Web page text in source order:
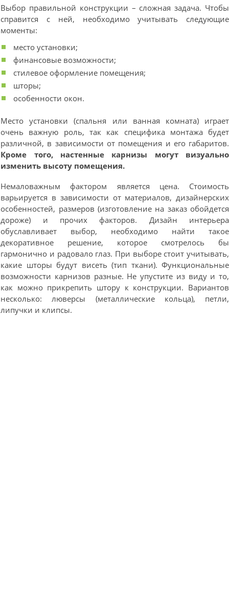
Выбор правильной конструкции – сложная задача. Чтобы
справится с ней, необходимо учитывать следующие
моменты:
место установки;
финансовые возможности;
стилевое оформление помещения;
шторы;
особенности окон.
Место установки (спальня или ванная комната) играет
очень важную роль, так как специфика монтажа будет
различной, в зависимости от помещения и его габаритов.
Кроме того, настенные карнизы могут визуально
изменить высоту помещения.
Немаловажным фактором является цена. Стоимость
варьируется в зависимости от материалов, дизайнерских
особенностей, размеров (изготовление на заказ обойдется
дороже) и прочих факторов. Дизайн интерьера
обуславливает выбор, необходимо найти такое
декоративное решение, которое смотрелось бы
гармонично и радовало глаз. При выборе стоит учитывать,
какие шторы будут висеть (тип ткани). Функциональные
возможности карнизов разные. Не упустите из виду и то,
как можно прикрепить штору к конструкции. Вариантов
несколько: люверсы (металлические кольца), петли,
липучки и клипсы.